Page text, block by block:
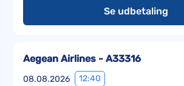
Se udbetaling
08.08.2026 12:40
Aegean Airlines - A33316